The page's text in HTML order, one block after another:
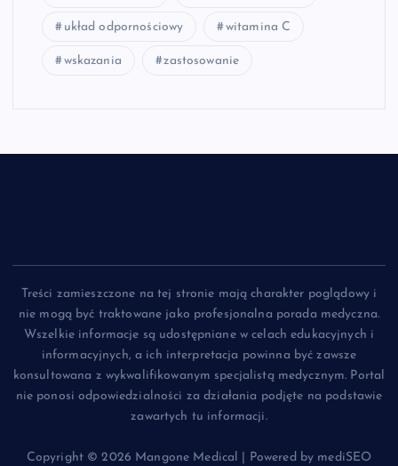
układ odpornościowy witamina C
wskazania zastosowanie
Treści zamieszczone na tej stronie mają charakter poglądowy i
nie mogą być traktowane jako profesjonalna porada medyczna.
Wszelkie informacje są udostępniane w celach edukacyjnych i
informacyjnych, a ich interpretacja powinna być zawsze
konsultowana z wykwalifikowanym specjalistą medycznym. Portal
nie ponosi odpowiedzialności za działania podjęte na podstawie
zawartych tu informacji.
Copyright © 2026 Mangone Medical | Powered by mediSEO